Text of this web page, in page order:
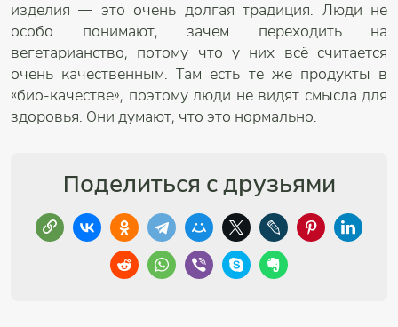
изделия — это очень долгая традиция. Люди не
особо понимают, зачем переходить на
вегетарианство, потому что у них всё считается
очень качественным. Там есть те же продукты в
«био-качестве», поэтому люди не видят смысла для
здоровья. Они думают, что это нормально.
Поделиться с друзьями